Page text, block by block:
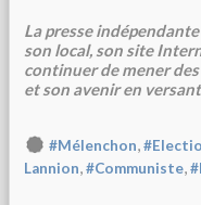
La presse
son local, son site
continuer de mener
et son avenir en
#Mélenchon,
Lannion,#Communiste,